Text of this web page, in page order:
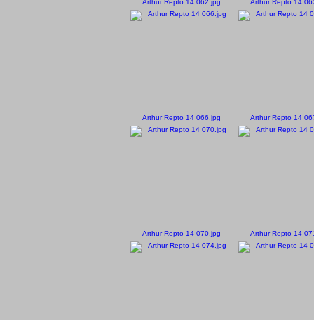
Arthur Repto 14 062.jpg Arthur Repto 14
Arthur Repto 14 066.jpg Arthur Repto 14
Arthur Repto 14 070.jpg Arthur Repto 14